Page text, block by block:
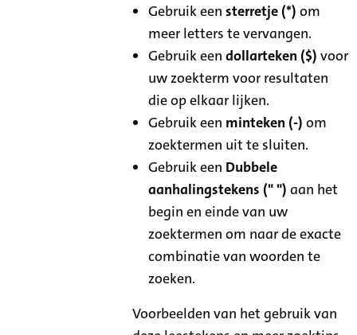
Gebruik eensterretje (*) om
meer letters te vervangen.
Gebruik eendollarteken ($) voor
uw zoekterm voor resultaten
die op elkaar lijken.
Gebruik een minteken (-) om
zoektermen uit te sluiten.
Gebruik een Dubbele
aanhalingstekens (" ") aan het
begin en einde van uw
zoektermen om naar de exacte
combinatie van woorden te
zoeken.
Voorbeelden van het gebruik van